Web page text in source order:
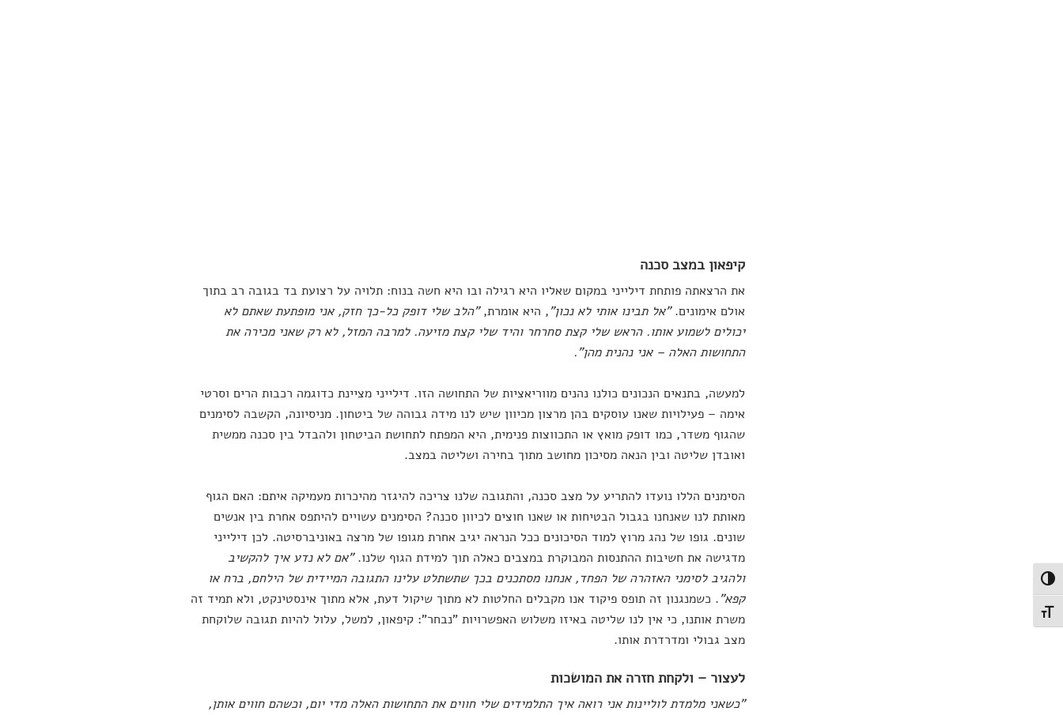
הפעל/כבה ניגודיות גבוהה
מתג גודל גופן
קיפאון במצב סכנה
את הרצאתה פותחת דילייני במקום שאליו היא רגילה ובו היא חשה בנוח: תלויה על רצועת בד בגובה רב בתוך
אולם אימונים."אל תבינו אותי לא נכון", היא אומרת,"הלב שלי דופק כל-כך חזק, אני מופתעת שאתם לא
יכולים לשמוע אותו. הראש שלי קצת סחרחר והיד שלי קצת מזיעה. למרבה המזל, לא רק שאני מכירה את
התחושות האלה – אני נהנית מהן".
למעשה, בתנאים הנכונים כולנו נהנים מווריאציות של התחושה הזו. דילייני מציינת כדוגמה רכבות הרים וסרטי
אימה – פעילויות שאנו עוסקים בהן מרצון מכיוון שיש לנו מידה גבוהה של ביטחון. מניסיונה, הקשבה לסימנים
שהגוף משדר, כמו דופק מואץ או התכווצות פנימית, היא המפתח לתחושת הביטחון ולהבדל בין סכנה ממשית
ואובדן שליטה ובין הנאה מסיכון מחושב מתוך בחירה ושליטה במצב.
הסימנים הללו נועדו להתריע על מצב סכנה, והתגובה שלנו צריכה להיגזר מהיכרות מעמיקה איתם: האם הגוף
מאותת לנו שאנחנו בגבול הבטיחות או שאנו חוצים לכיוון סכנה? הסימנים עשויים להיתפס אחרת בין אנשים
שונים. גופו של נהג מרוץ למוד הסיכונים ככל הנראה יגיב אחרת מגופו של מרצה באוניברסיטה. לכן דילייני
מדגישה את חשיבות ההתנסות המבוקרת במצבים כאלה תוך למידת הגוף שלנו."אם לא נדע איך להקשיב
ולהגיב לסימני האזהרה של הפחד, אנחנו מסתכנים בכך שתשתלט עלינו התגובה המיידית של הילחם, ברח או
קפא". כשמנגנון זה תופס פיקוד אנו מקבלים החלטות לא מתוך שיקול דעת, אלא מתוך אינסטינקט, ולא תמיד זה
משרת אותנו, כי אין לנו שליטה באיזו משלוש האפשרויות "נבחר": קיפאון, למשל, עלול להיות תגובה שלוקחת
מצב גבולי ומדרדרת אותו.
לעצור – ולקחת חזרה את המושכות
"כשאני מלמדת לוליינות אני רואה איך התלמידים שלי חווים את התחושות האלה מדי יום, וכשהם חווים אותן,